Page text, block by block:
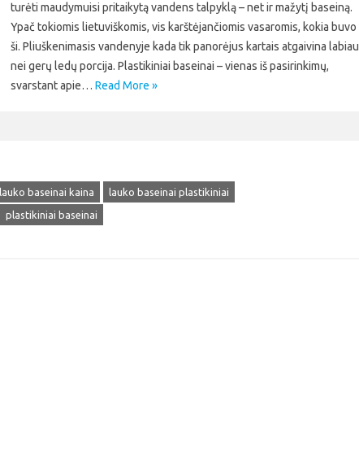
turėti maudymuisi pritaikytą vandens talpyklą – net ir mažytį baseiną.
Ypač tokiomis lietuviškomis, vis karštėjančiomis vasaromis, kokia buvo
ši. Pliuškenimasis vandenyje kada tik panorėjus kartais atgaivina labiau
nei gerų ledų porcija. Plastikiniai baseinai – vienas iš pasirinkimų,
svarstant apie… Read More »
lauko baseinai kaina
lauko baseinai plastikiniai
plastikiniai baseinai